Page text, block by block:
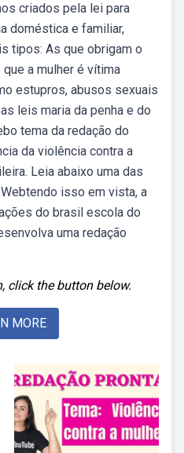
criados pela lei para
doméstica e familiar,
tipos: As que obrigam o
a mulher é vítima
estupros, abusos sexuais
leis maria da penha e do
tema da redação do
da violência contra a
Leia abaixo uma das
isso em vista, a
do brasil escola do
uma redação
click the button below.
MORE